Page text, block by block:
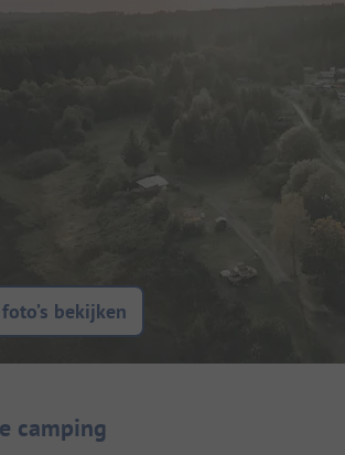
bekijken
introductie
camping